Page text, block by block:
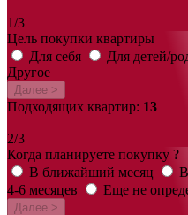
1/3
Цель покупки квартиры
Для себя
Для детей/
Другое
Далее >
Подходящих квартир: 13
2/3
Когда планируете покупку ?
В ближайший месяц
4-6 месяцев
Еще не
Далее >